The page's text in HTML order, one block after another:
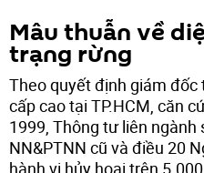
Mâu thuẫn về
trạng rừng
Theo quyết định giám đốc
cấp cao tại TP.HCM, căn
1999, Thông tư liên ngành
NN&PTNN cũ và điều 20
hành vi hủy hoại trên